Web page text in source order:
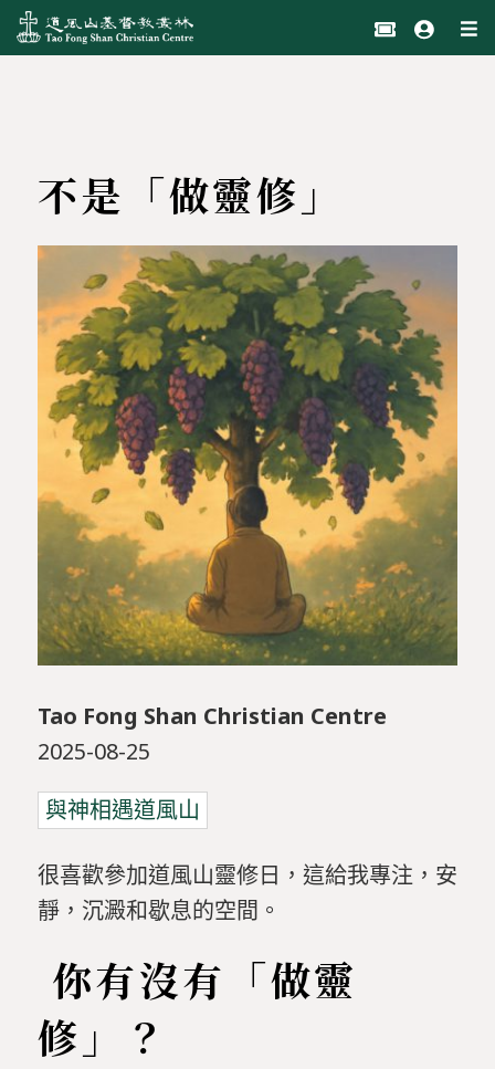
不是「做靈修」
Tao Fong Shan Christian Centre
2025-08-25
與神相遇道風山
很喜歡參加道風山靈修日，這給我專注，安
靜，沉澱和歇息的空間。
你有沒有「做靈
修」？